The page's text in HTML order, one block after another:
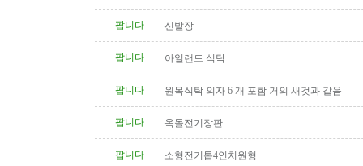
팝니다 신발장
팝니다 아일랜드 식탁
팝니다 원목식탁 의자 6 개 포함 거의 새것과 같음
팝니다 옥돌전기장판
팝니다 소형전기톱4인치원형